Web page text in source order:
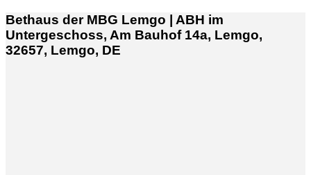
Veranstaltungen
Bethaus der MBG Lemgo | ABH im
Untergeschoss, Am Bauhof 14a, Lemgo,
32657, Lemgo, DE